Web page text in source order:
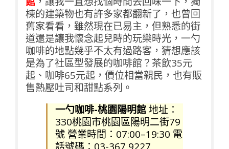
棟的建築物也有許多家都翻新了，也曾回
舊家看看，雖然現在已易主，但熟悉的街
道還是讓我懷念起兒時的玩樂時光，一勺
咖啡的地點幾乎不太有過路客，猜想應該
是為了社區型發展的咖啡館？茶飲35元
起、咖啡65元起，價位相當親民，也有販
售熱壓吐司和甜點系列。
一勺咖啡-桃園陽明館地址：
330桃園市桃園區陽明二街79
號 營業時間：07:00–19:30 電